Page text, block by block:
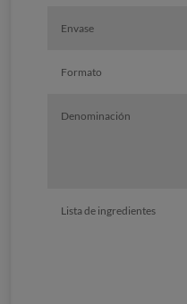
Envase
Formato
Denominación
Lista de ingredientes